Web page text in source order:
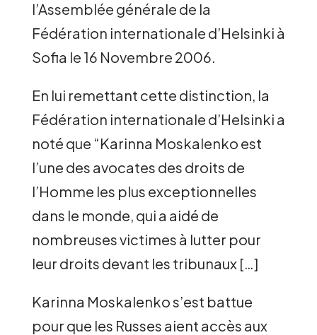
l’Assemblée générale de la
Fédération internationale d’Helsinki à
Sofia le 16 Novembre 2006.
En lui remettant cette distinction, la
Fédération internationale d’Helsinki a
noté que “Karinna Moskalenko est
l’une des avocates des droits de
l’Homme les plus exceptionnelles
dans le monde, qui a aidé de
nombreuses victimes à lutter pour
leur droits devant les tribunaux […]
Karinna Moskalenko s’est battue
pour que les Russes aient accès aux